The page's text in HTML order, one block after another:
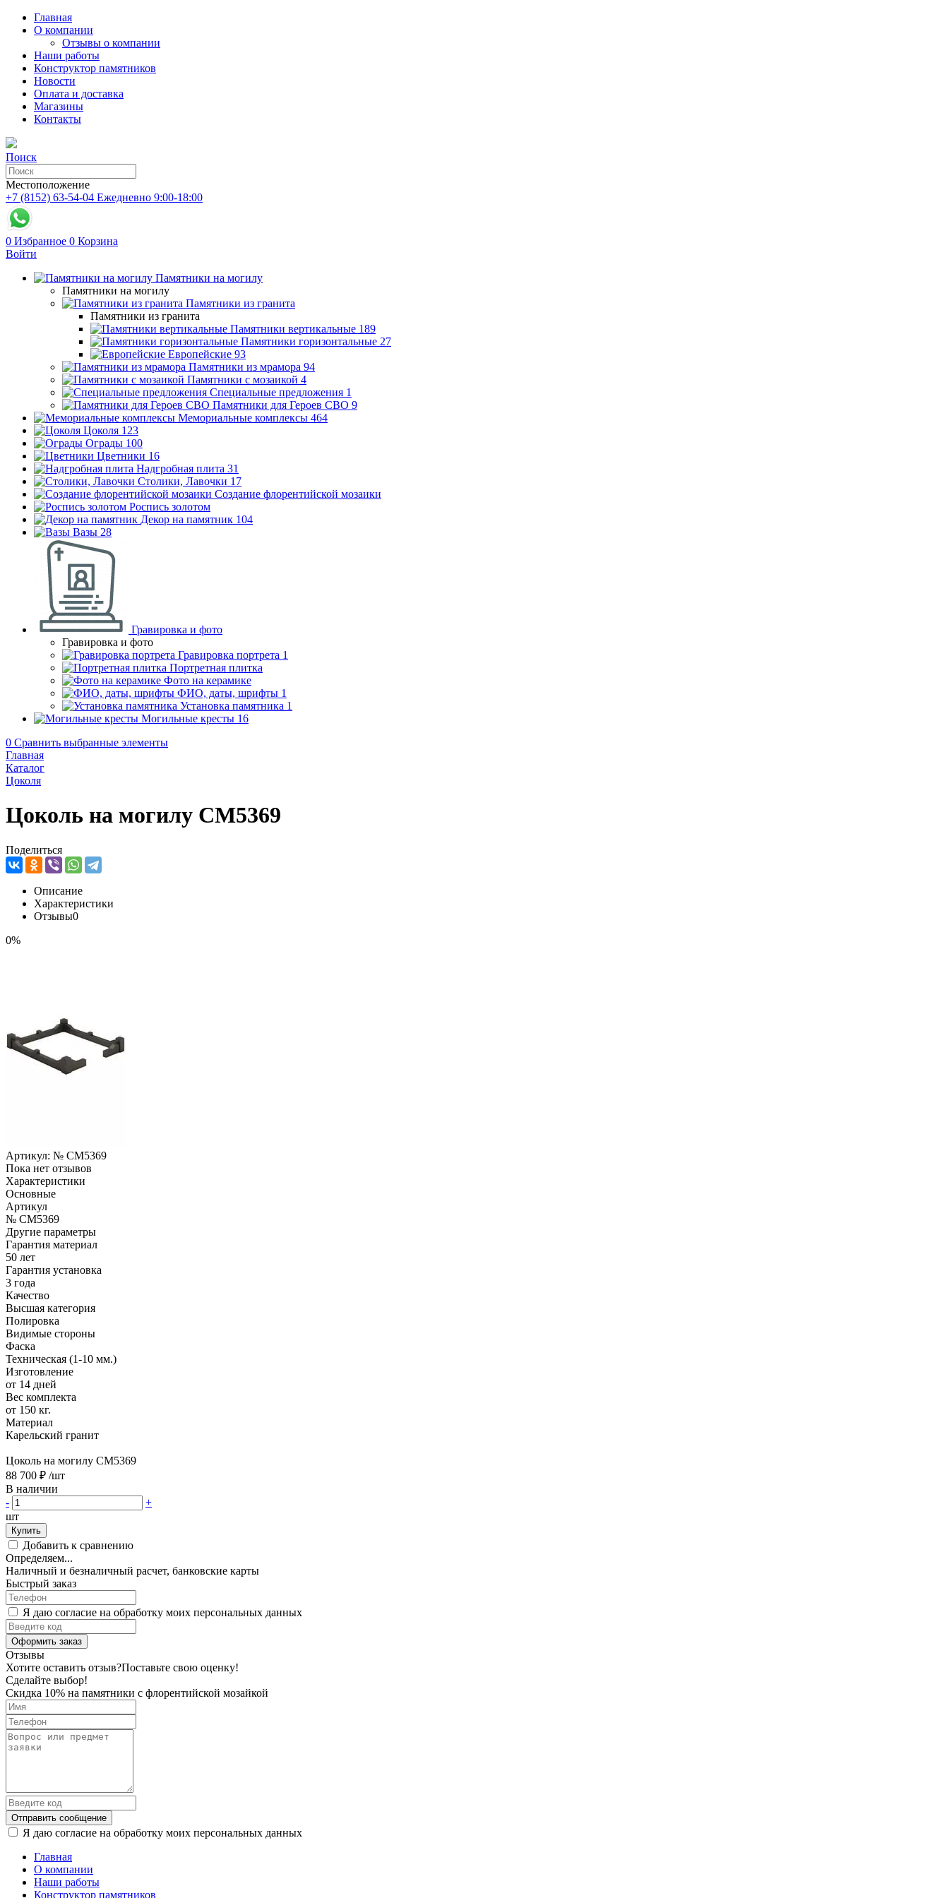
Главная
О компании
Отзывы о компании
Наши работы
Конструктор памятников
Новости
Оплата и доставка
Магазины
Контакты
Поиск
Местоположение
+7 (8152) 63-54-04 Ежедневно 9:00-18:00
0 Избранное 0 Корзина
Войти
Памятники на могилу
Памятники на могилу
Памятники из гранита
Памятники из гранита
Памятники вертикальные 189
Памятники горизонтальные 27
Европейские 93
Памятники из мрамора 94
Памятники с мозаикой 4
Специальные предложения 1
Памятники для Героев СВО 9
Мемориальные комплексы 464
Цоколя 123
Ограды 100
Цветники 16
Надгробная плита 31
Столики, Лавочки 17
Создание флорентийской мозаики
Роспись золотом
Декор на памятник 104
Вазы 28
Гравировка и фото
Гравировка и фото
Гравировка портрета 1
Портретная плитка
Фото на керамике
ФИО, даты, шрифты 1
Установка памятника 1
Могильные кресты 16
0 Сравнить выбранные элементы
Главная
Каталог
Цоколя
Цоколь на могилу CM5369
Поделиться
Описание
Характеристики
Отзывы0
0%
Артикул: № CM5369
Пока нет отзывов
Характеристики
Основные
Артикул
№ CM5369
Другие параметры
Гарантия материал
50 лет
Гарантия установка
3 года
Качество
Высшая категория
Полировка
Видимые стороны
Фаска
Техническая (1-10 мм.)
Изготовление
от 14 дней
Вес комплекта
от 150 кг.
Материал
Карельский гранит
Цоколь на могилу CM5369
88 700 ₽ /шт
В наличии
-
+
шт
Купить
Добавить к сравнению
Определяем...
Наличный и безналичный расчет, банковские карты
Быстрый заказ
Я даю согласие на обработку моих персональных данных
Оформить заказ
Отзывы
Хотите оставить отзыв?Поставьте свою оценку!
Сделайте выбор!
Скидка 10% на памятники с флорентийской мозайкой
Отправить сообщение
Я даю согласие на обработку моих персональных данных
Главная
О компании
Наши работы
Конструктор памятников